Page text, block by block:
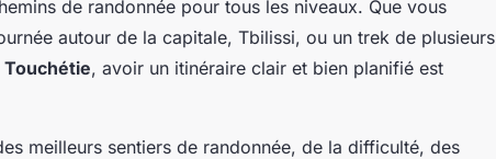
de randonnée pour tous les niveaux. Que vous
autour de la capitale, Tbilissi, ou un trek de plusieurs
Touchétie, avoir un itinéraire clair et bien planifié est
meilleurs sentiers de randonnée, de la difficulté, des